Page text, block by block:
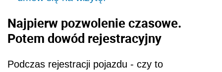
Najpierw pozwolenie czasowe.
Potem dowód rejestracyjny
Podczas rejestracji pojazdu - czy to